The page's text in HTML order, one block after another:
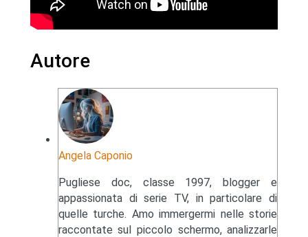
Autore
Angela Caponio
Pugliese doc, classe 1997, blogger e
appassionata di serie TV, in particolare di
quelle turche. Amo immergermi nelle storie
raccontate sul piccolo schermo, analizzarle